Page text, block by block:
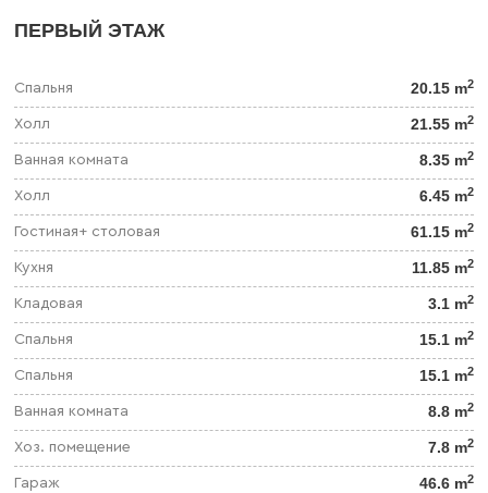
ПЕРВЫЙ ЭТАЖ
Спальня 20.15 m2
Холл 21.55 m2
Ванная комната 8.35 m2
Холл 6.45 m2
Гостиная+ столовая 61.15 m2
Кухня 11.85 m2
Кладовая 3.1 m2
Спальня 15.1 m2
Спальня 15.1 m2
Ванная комната 8.8 m2
Хоз. помещение 7.8 m2
Гараж 46.6 m2